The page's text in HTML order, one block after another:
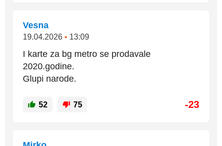
Vesna
19.04.2026 • 13:09
I karte za bg metro se prodavale
2020.godine.
Glupi narode.
52 75 -23